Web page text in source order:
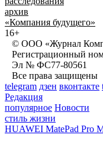
архив
«Компания будущего»
16+
© ООО «Журнал
Регистрационный
Эл № ФС77-80561
Все права защищены
telegram дзен вконтакте
Редакция
популярное Новости
стиль жизни
HUAWEI MatePad Pro